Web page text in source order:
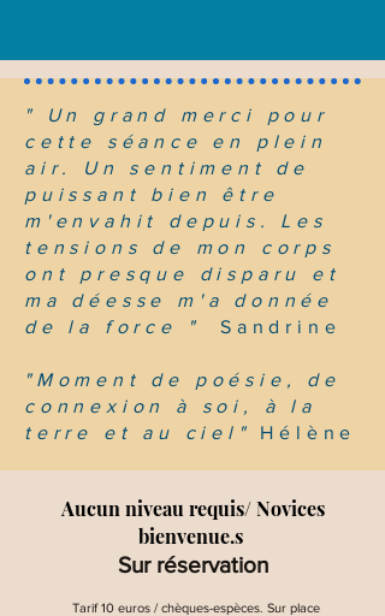
" Un grand merci pour
cette séance en plein
air. Un sentiment de
puissant bien être
m'envahit depuis. Les
tensions de mon corps
ont presque disparu et
ma déesse m'a donnée
de la force "
Sandrine
"Moment de poésie, de
connexion à soi, à la
terre et au ciel"
Hélène
Aucun niveau requis/ Novices
bienvenue.s
Sur réservation
Tarif 10 euros / chèques-espèces. Sur place